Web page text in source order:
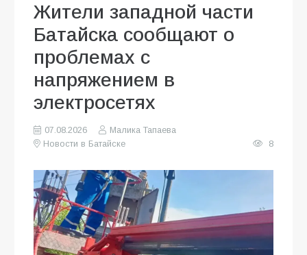
Жители западной части
Батайска сообщают о
проблемах с
напряжением в
электросетях
07.08.2026
Малика Тапаева
Новости в Батайске
8